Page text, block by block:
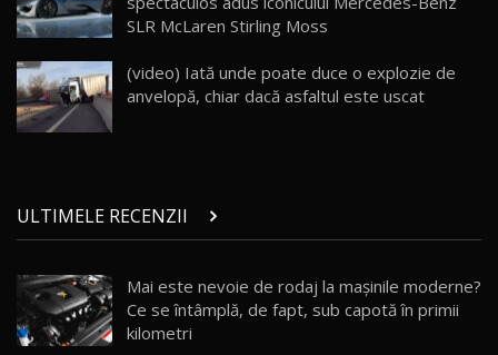
26
AutoBlog.MD
10:57
28
Noul Geely Monjaro 2025! Mai ieftin și mai
dotat / Test Drive AutoBlog.MD
29
ZEEKR 9X - PRIMUL TEST DRIVE ÎN ROMÂNĂ!
CUM SE CONDUCE?
33:40
SLR McLaren Stirling Moss
(video) Iată unde poate duce o explozie de
anvelopă, chiar dacă asfaltul este uscat
ULTIMELE RECENZII
Mai este nevoie de rodaj la mașinile moderne?
Ce se întâmplă, de fapt, sub capotă în primii
kilometri